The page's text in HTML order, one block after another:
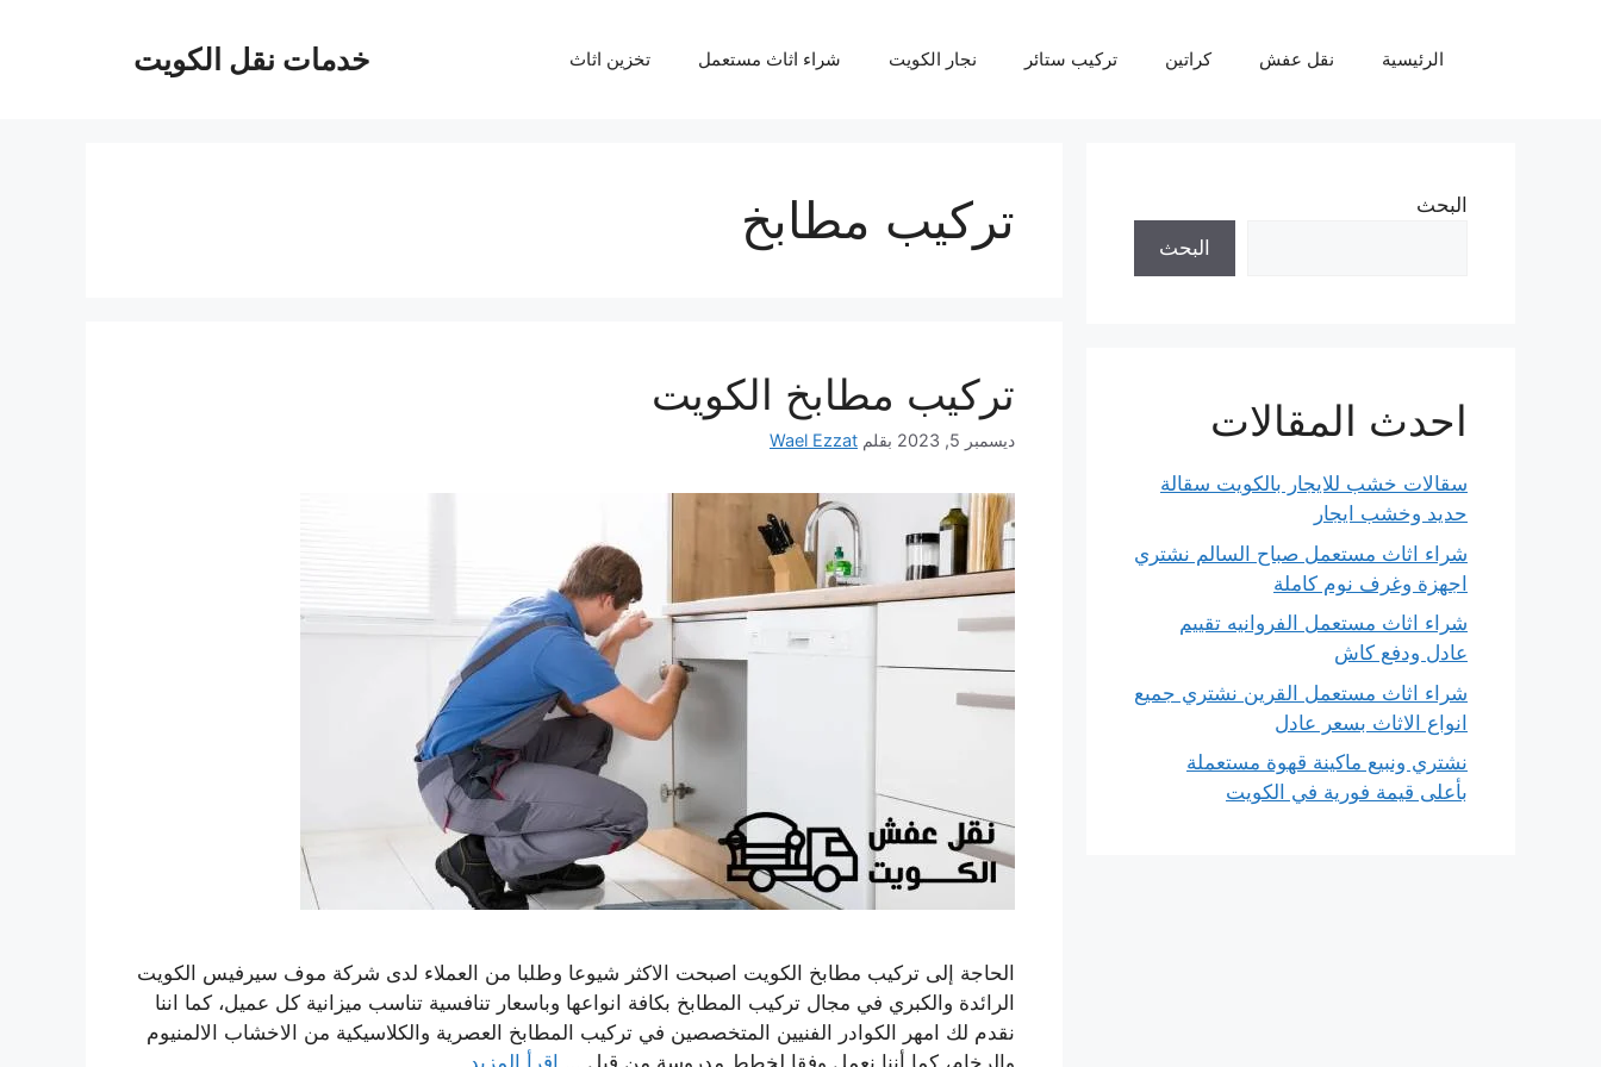
خدمات نقل الكويت الرئيسية نقل عفش كراتين تركيب ستائر نجار الكويت شراء اثاث مستعمل تخزين اثاث
تركيب مطابخ
تركيب مطابخ الكويت
ديسمبر 5, 2023 بقلم Wael Ezzat
الحاجة إلى تركيب مطابخ الكويت اصبحت الاكثر شيوعا وطلبا من العملاء لدى شركة موف سيرفيس الكويت
الرائدة والكبري في مجال تركيب المطابخ بكافة انواعها وباسعار تنافسية تناسب ميزانية كل عميل، كما اننا
نقدم لك امهر الكوادر الفنيين المتخصصين في تركيب المطابخ العصرية والكلاسيكية من الاخشاب الالمنيوم
البحث
البحث
احدث المقالات
سقالات خشب للايجار بالكويت سقالة
حديد وخشب ايجار
شراء اثاث مستعمل صباح السالم نشتري
اجهزة وغرف نوم كاملة
شراء اثاث مستعمل الفروانيه تقييم
عادل ودفع كاش
شراء اثاث مستعمل القرين نشتري جميع
انواع الاثاث بسعر عادل
نشتري ونبيع ماكينة قهوة مستعملة
بأعلى قيمة فورية في الكويت